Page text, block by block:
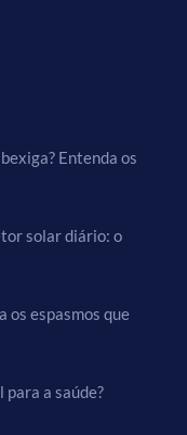
Entenda os
solar diário: o
os espasmos que
para a saúde?